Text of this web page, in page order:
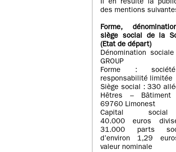
Il en résulte la
des mentions
Forme,
siège social de la
(Etatde départ)
Dénomination
GROUP
Forme :
responsabilité limitée
Siège social : 330
Hêtres –
69760 Limonest
Capital
40.000 euros
31.000 parts
d’environ 1,29
valeur nominale